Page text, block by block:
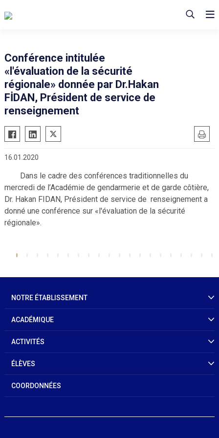
Conférence intitulée
«l'évaluation de la sécurité
régionale» donnée par Dr.Hakan
FİDAN, Président de service de
renseignement
16.01.2020
Dans le cadre des conférences traditionnelles du
mercredi de l’Académie de gendarmerie et de garde côtière,
Dr. Hakan FIDAN, Président de service de renseignement a
donné une conférence sur «l'évaluation de la sécurité
régionale».
NOTRE ÉTABLISSEMENT
ACADÉMIQUE
ACTIVITÉS
ÉLÈVES
COORDONNÉES